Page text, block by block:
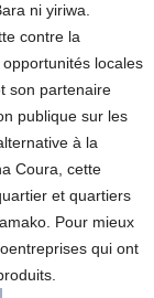
ni yiriwa.
contre la
locales
son partenaire
publique sur les
à la
Coura, cette
et quartiers
Pour mieux
qui ont